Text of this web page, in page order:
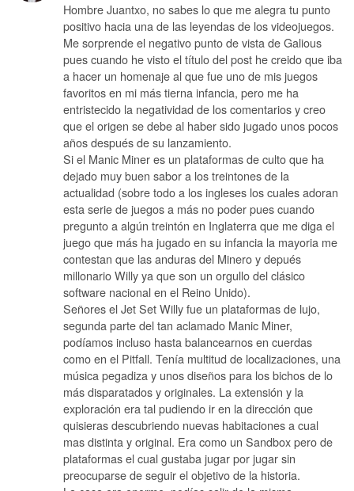
Hombre Juantxo, no sabes lo que me alegra tu punto
positivo hacia una de las leyendas de los videojuegos.
Me sorprende el negativo punto de vista de Galious
pues cuando he visto el título del post he creido que iba
a hacer un homenaje al que fue uno de mis juegos
favoritos en mi más tierna infancia, pero me ha
entristecido la negatividad de los comentarios y creo
que el origen se debe al haber sido jugado unos pocos
años después de su lanzamiento.
Si el Manic Miner es un plataformas de culto que ha
dejado muy buen sabor a los treintones de la
actualidad (sobre todo a los ingleses los cuales adoran
esta serie de juegos a más no poder pues cuando
pregunto a algún treintón en Inglaterra que me diga el
juego que más ha jugado en su infancia la mayoria me
contestan que las anduras del Minero y depués
millonario Willy ya que son un orgullo del clásico
software nacional en el Reino Unido).
Señores el Jet Set Willy fue un plataformas de lujo,
segunda parte del tan aclamado Manic Miner,
podíamos incluso hasta balancearnos en cuerdas
como en el Pitfall. Tenía multitud de localizaciones, una
música pegadiza y unos diseños para los bichos de lo
más disparatados y originales. La extensión y la
exploración era tal pudiendo ir en la dirección que
quisieras descubriendo nuevas habitaciones a cual
mas distinta y original. Era como un Sandbox pero de
plataformas el cual gustaba jugar por jugar sin
preocuparse de seguir el objetivo de la historia.